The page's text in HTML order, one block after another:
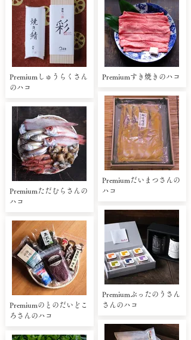
Premiumしゅうらくさん
のハコ
Premiumただむらさんの
ハコ
Premiumのとのだいどこ
ろさんのハコ
Premiumすき焼きのハコ
Premiumだいまつさんの
ハコ
Premiumぶったのうさん
さんのハコ